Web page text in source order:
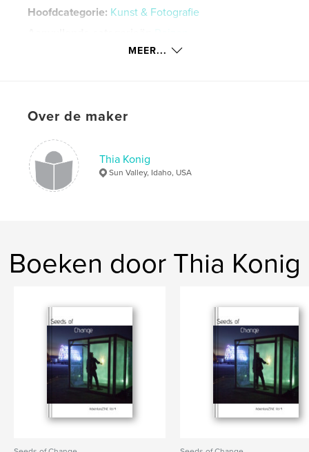
Hoofdcategorie: Kunst & Fotografie
Klein vierkant, 18×18 cm
Taal
English
travel photography
MEER...
Over de maker
Thia Konig
Sun Valley, Idaho, USA
Boeken door Thia Konig